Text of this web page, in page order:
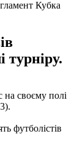
турніру.
на своєму полі
футболістів